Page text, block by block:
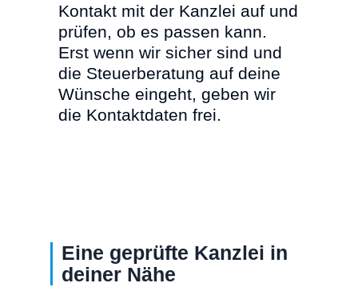
Kontakt mit der Kanzlei auf und
prüfen, ob es passen kann.
Erst wenn wir sicher sind und
die Steuerberatung auf deine
Wünsche eingeht, geben wir
die Kontaktdaten frei.
Eine geprüfte Kanzlei in
deiner Nähe